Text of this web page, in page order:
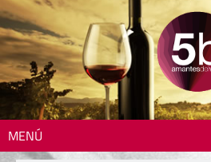
MENÚ